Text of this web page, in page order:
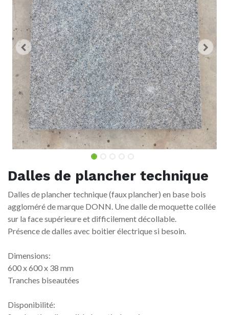
Dalles de plancher technique
Dalles de plancher technique (faux plancher) en base bois
aggloméré de marque DONN. Une dalle de moquette collée
sur la face supérieure et difficilement décollable.
Présence de dalles avec boitier électrique si besoin.
Dimensions:
600 x 600 x 38 mm
Tranches biseautées
Disponibilité: